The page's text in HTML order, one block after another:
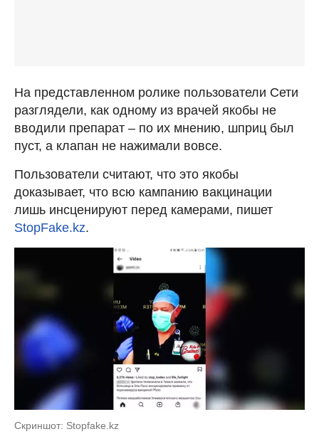
На представленном ролике пользователи Сети
разглядели, как одному из врачей якобы не
вводили препарат – по их мнению, шприц был
пуст, а клапан не нажимали вовсе.
Пользователи считают, что это якобы
доказывает, что всю кампанию вакцинации
лишь инсценируют перед камерами, пишет
StopFake.kz.
Скриншот: Stopfake.kz